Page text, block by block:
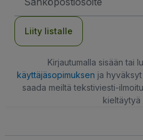
Liity listalle
Kirjautumalla sisään tai
käyttäjäsopimuksen ja
saada meiltä tekstiviesti-
kieltäytyä